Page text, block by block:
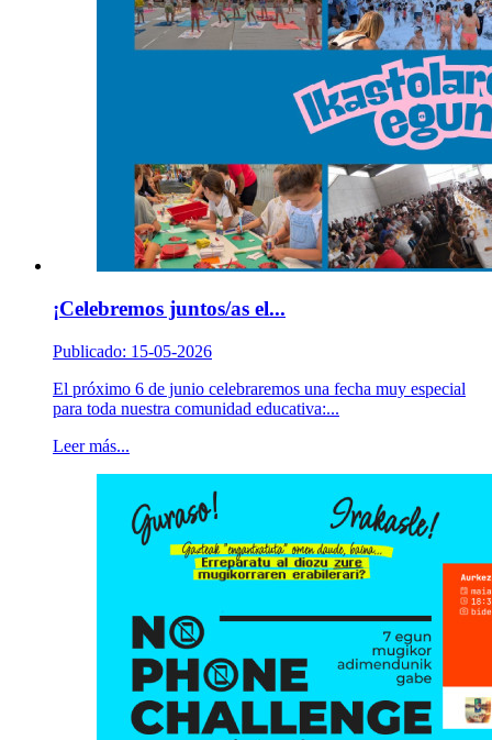
¡Celebremos juntos/as el...
Publicado: 15-05-2026
El próximo 6 de junio celebraremos una fecha muy especial
para toda nuestra comunidad educativa:...
Leer más...